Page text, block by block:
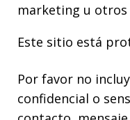
marketing u
Este sitio está
Por favor no
confidencial o